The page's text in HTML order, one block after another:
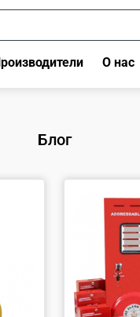
О нас
Блог